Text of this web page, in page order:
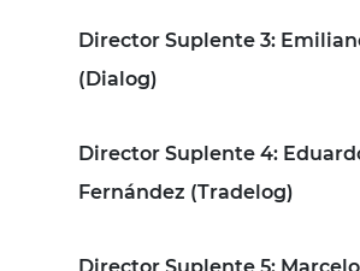
Director Suplente 3:
(Dialog)
Director Suplente 4:
Fernández (Tradelog)